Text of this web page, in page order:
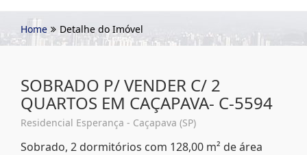
Home Detalhe do Imóvel
SOBRADO P/ VENDER C/ 2
QUARTOS EM CAÇAPAVA- C-5594
Residencial Esperança - Caçapava (SP)
Sobrado, 2 dormitórios com 128,00 m² de área